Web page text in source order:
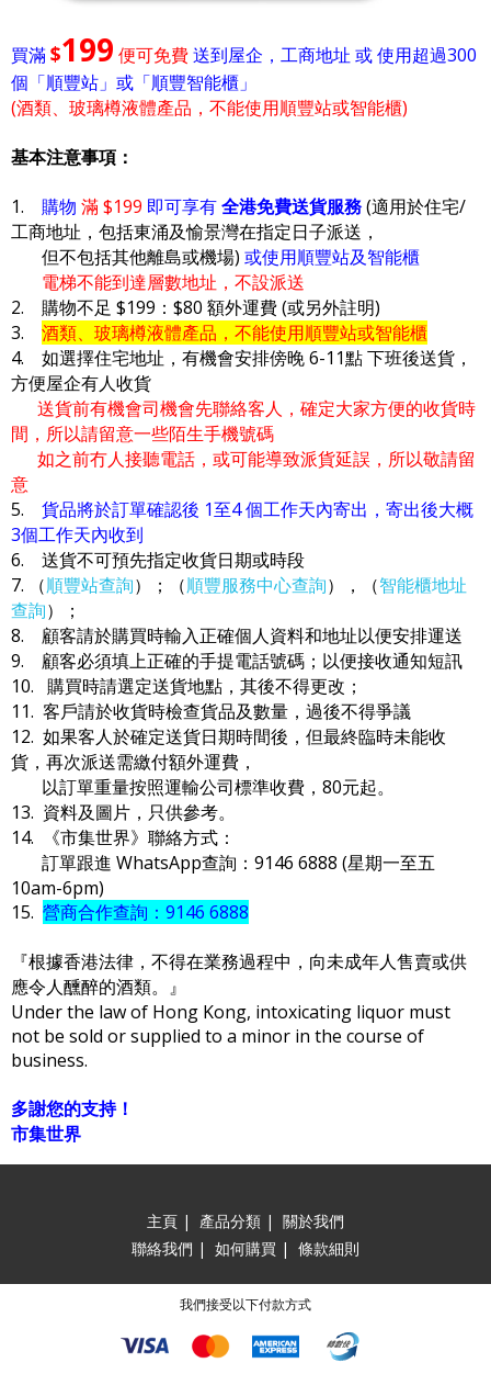
買滿$199 便可免費送到屋企，工商地址 或 使用超過300
個「順豐站」或「順豐智能櫃」
(酒類、玻璃樽液體產品，不能使用順豐站或智能櫃)
基本注意事項：
1. 購物 滿 $199 即可享有全港免費送貨服務(適用於住宅/
工商地址，包括東涌及愉景灣在指定日子派送，
但不包括其他離島或機場) 或使用順豐站及智能櫃
電梯不能到達層數地址，不設派送
2. 購物不足 $199：$80 額外運費 (或另外註明)
3. 酒類、玻璃樽液體產品，不能使用順豐站或智能櫃
4. 如選擇住宅地址，有機會安排傍晚 6-11點 下班後送貨，
方便屋企有人收貨
送貨前有機會司機會先聯絡客人，確定大家方便的收貨時
間，所以請留意一些陌生手機號碼
如之前冇人接聽電話，或可能導致派貨延誤，所以敬請留
意
5. 貨品將於訂單確認後 1至4 個工作天內寄出，寄出後大概
3個工作天內收到
6. 送貨不可預先指定收貨日期或時段
7. （順豐站查詢）；（順豐服務中心查詢），（智能櫃地址
查詢）；
8. 顧客請於購買時輸入正確個人資料和地址以便安排運送
9. 顧客必須填上正確的手提電話號碼；以便接收通知短訊
10. 購買時請選定送貨地點，其後不得更改；
11. 客戶請於收貨時檢查貨品及數量，過後不得爭議
12. 如果客人於確定送貨日期時間後，但最終臨時未能收
貨，再次派送需繳付額外運費，
以訂單重量按照運輸公司標準收費，80元起。
13. 資料及圖片，只供參考。
14. 《市集世界》聯絡方式：
訂單跟進 WhatsApp查詢：9146 6888 (星期一至五
10am-6pm)
15. 營商合作查詢：9146 6888
『根據香港法律，不得在業務過程中，向未成年人售賣或供
應令人醺醉的酒類。』
Under the law of Hong Kong, intoxicating liquor must
not be sold or supplied to a minor in the course of
business.
多謝您的支持！
市集世界
主頁 | 產品分類 | 關於我們
聯絡我們 | 如何購買 | 條款細則
我們接受以下付款方式